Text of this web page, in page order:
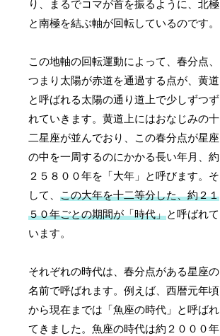
り、まるでコマが首を振るように、北極
と南極を結ぶ軸が回転しているのです。
この地軸の回転運動によって、春分点、
つまり太陽が赤道を通過する点が、黄道
と呼ばれる太陽の通り道上で少しずつず
れていきます。黄道上にはおなじみの十
二星座が並んでおり、この春分点が星座
の中を一周するのにかかる長い年月、約
２５８００年を「大年」と呼びます。そ
して、この大年を十二等分した、約２１
５０年ごとの期間が「時代」と呼ばれて
います。
それぞれの時代は、春分点がある星座の
名前で呼ばれます。例えば、西暦元年頃
から現在までは「魚座の時代」と呼ばれ
てきました。魚座の時代は約２０００年